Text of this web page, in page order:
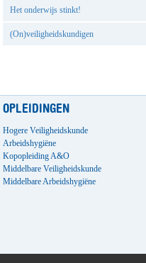
Het onderwijs stinkt!
(On)veiligheidskundigen
OPLEIDINGEN
Hogere Veiligheidskunde
Arbeidshygiëne
Kopopleiding A&O
Middelbare Veiligheidskunde
Middelbare Arbeidshygiëne